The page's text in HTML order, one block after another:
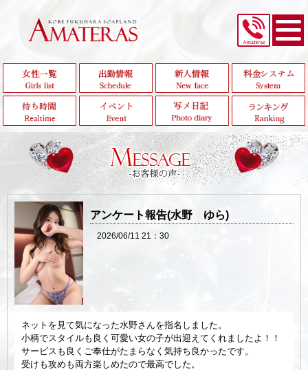
アンケート報告(水野 ゆら)
2026/06/11 21：30
ネットを見て気になった水野さんを指名しました。
小柄でスタイルも良く可愛い女の子が出迎えてくれましたよ！！
サービスも良くご奉仕がたまらなく気持ち良かったです。
受けも攻めも両方楽しめたので最高でした。